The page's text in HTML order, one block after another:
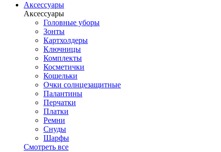
Аксессуары
Аксессуары
Головные уборы
Зонты
Картхолдеры
Ключницы
Комплекты
Косметички
Кошельки
Очки солнцезащитные
Палантины
Перчатки
Платки
Ремни
Снуды
Шарфы
Смотреть все